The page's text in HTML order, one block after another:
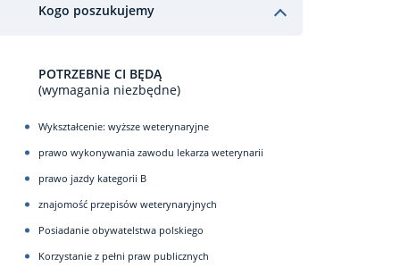
Kogo poszukujemy
POTRZEBNE CI BĘDĄ
(wymagania niezbędne)
Wykształcenie: wyższe weterynaryjne
prawo wykonywania zawodu lekarza weterynarii
prawo jazdy kategorii B
znajomość przepisów weterynaryjnych
Posiadanie obywatelstwa polskiego
Korzystanie z pełni praw publicznych